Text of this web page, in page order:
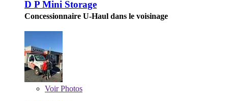
D P Mini Storage
Concessionnaire U-Haul dans le voisinage
VoirPhotos